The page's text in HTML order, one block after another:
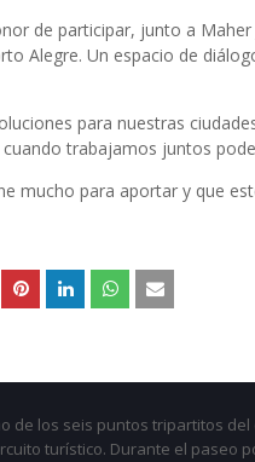
de participar, junto a
Alegre. Un espacio de
para nuestras
trabajamos juntos
mucho para aportar y que
de los seis puntos tripartitos
turístico. Durante el paseo